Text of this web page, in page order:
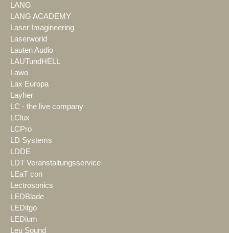
LANG
LANG ACADEMY
Laser Imagineering
Laserworld
Lauten Audio
LAUTundHELL
Lawo
Lax Europa
Layher
LC - the live company
LClux
LCPro
LD Systems
LDDE
LDT Veranstaltungsservice
LEaT con
Lectrosonics
LEDBlade
LEDitgo
LEDium
Leu Sound